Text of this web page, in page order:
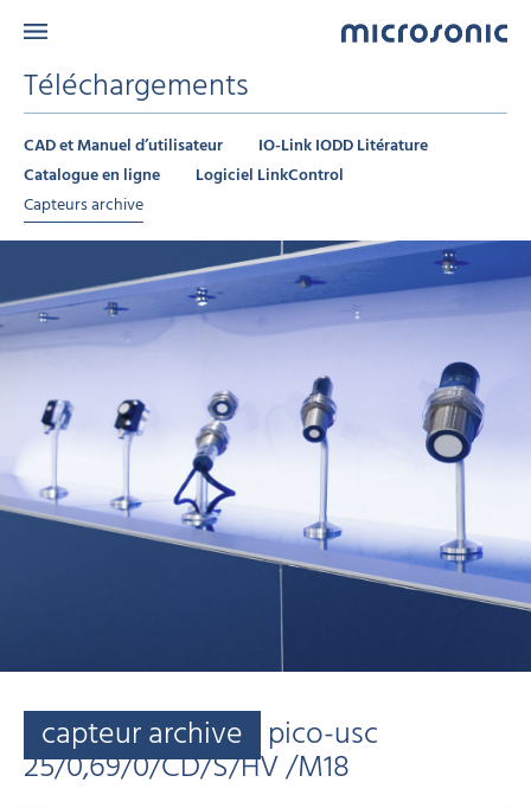
Téléchargements
CAD et Manuel d’utilisateur
IO-Link IODD Litérature
Catalogue en ligne
Logiciel LinkControl
Capteurs archive
capteur archive pico-usc
25/0,69/0/CD/S/HV /M18